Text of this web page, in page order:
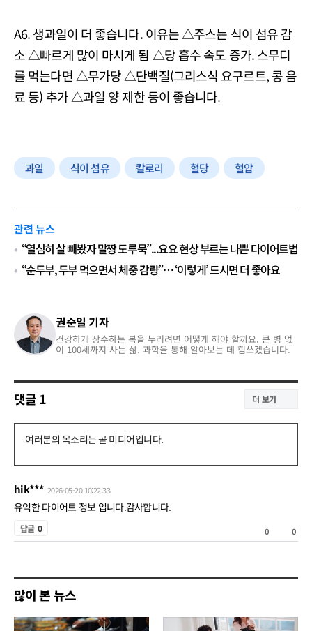
A6. 생과일이 더 좋습니다. 이유는 △주스는 식이 섬유 감
소 △빠르게 많이 마시게 됨 △당 흡수 속도 증가. 스무디
를 먹는다면 △무가당 △단백질(그리스식 요구르트, 콩 음
료 등) 추가 △과일 양 제한 등이 좋습니다.
과일 식이 섬유 칼로리 혈당 혈압
관련 뉴스
“열심히 살 빼봤자 말짱 도루묵”...요요 현상 부르는 나쁜 다이어트법
“순두부, 두부 먹으면서 체중 감량”… ‘이렇게’ 드시면 더 좋아요
권순일 기자
건강하게 장수하는 복을 누리려면 어떻게 해야 할까요. 큰 병 없
이 100세까지 사는 삶. 과학을 통해 알아보는 데 힘쓰겠습니다.
댓글1 더 보기
댓
쓰
기
hik*** 2026-05-20 10:22:33
유익한 다이어트 정보 입니다.감사합니다.
답글 0
공
0 0
많이 본 뉴스